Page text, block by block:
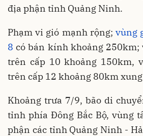
địa phận tỉnh Quảng Ninh.
Phạm vi gió mạnh rộng;vùng
8 có bán kính khoảng 250km;
trên cấp 10 khoảng 150km,
trên cấp 12 khoảng 80km
Khoảng trưa 7/9, bão di
tỉnh phía Đông Bắc Bộ, vùng
phận các tỉnh Quảng Ninh -